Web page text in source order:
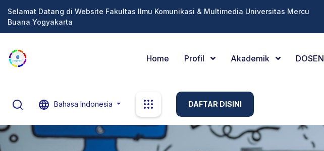
Selamat Datang di Website Fakultas Ilmu Komunikasi & Multimedia Universitas Mercu
Buana Yogyakarta
Home Profil Akademik DOSEN
Bahasa Indonesia DAFTAR DISINI